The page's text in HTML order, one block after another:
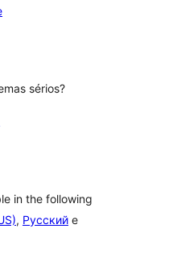
sérios?
in the following
, Русский e